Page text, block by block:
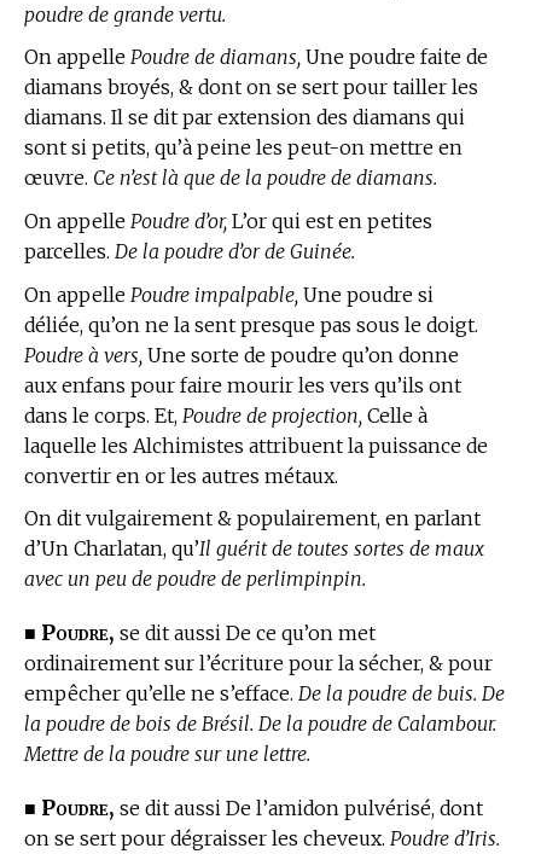
poudre de grande vertu.
On appelle Poudre de diamans, Une poudre faite de
diamans broyés, & dont on se sert pour tailler les
diamans. Il se dit par extension des diamans qui
sont si petits, qu’à peine les peut-on mettre en
œuvre. Ce n’est là que de la poudre de diamans.
On appelle Poudre d’or, L’or qui est en petites
parcelles. De la poudre d’or de Guinée.
On appelle Poudre impalpable, Une poudre si
déliée, qu’on ne la sent presque pas sous le doigt.
Poudre à vers, Une sorte de poudre qu’on donne
aux enfans pour faire mourir les vers qu’ils ont
dans le corps. Et, Poudre de projection, Celle à
laquelle les Alchimistes attribuent la puissance de
convertir en or les autres métaux.
On dit vulgairement & populairement, en parlant
d’Un Charlatan, qu’Il guérit de toutes sortes de maux
avec un peu de poudre de perlimpinpin.
■ Poudre, se dit aussi De ce qu’on met
ordinairement sur l’écriture pour la sécher, & pour
empêcher qu’elle ne s’efface. De la poudre de buis. De
la poudre de bois de Brésil. De la poudre de Calambour.
Mettre de la poudre sur une lettre.
■ Poudre, se dit aussi De l’amidon pulvérisé, dont
on se sert pour dégraisser les cheveux. Poudre d’Iris.